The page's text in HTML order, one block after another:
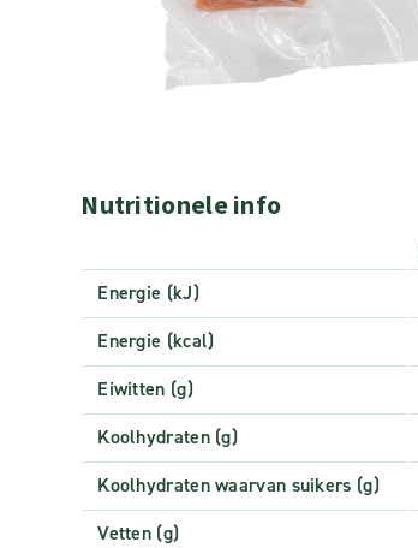
Nutritionele info
Energie (kJ)
Energie (kcal)
Eiwitten (g)
Koolhydraten (g)
Koolhydraten waarvan suikers (g)
Vetten (g)